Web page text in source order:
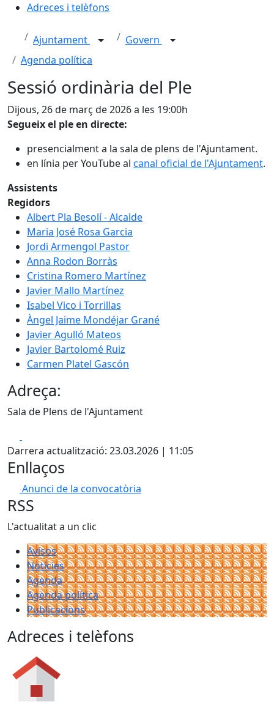
Adreces i telèfons
Ajuntament
Govern
Agenda política
Sessió ordinària del Ple
Dijous, 26 de març de 2026 a les 19:00h
Segueix el ple en directe:
presencialment a la sala de plens de l'Ajuntament.
en línia per YouTube al canal oficial de l'Ajuntament.
Assistents
Regidors
Albert Pla Besolí - Alcalde
Maria José Rosa Garcia
Jordi Armengol Pastor
Anna Rodon Borràs
Cristina Romero Martínez
Javier Mallo Martínez
Isabel Vico i Torrillas
Àngel Jaime Mondéjar Grané
Javier Agulló Mateos
Javier Bartolomé Ruiz
Carmen Platel Gascón
Adreça:
Sala de Plens de l'Ajuntament
Darrera actualització: 23.03.2026 | 11:05
Enllaços
Anunci de la convocatòria
RSS
L'actualitat a un clic
Avisos
Notícies
Agenda
Agenda política
Publicacions
Adreces i telèfons